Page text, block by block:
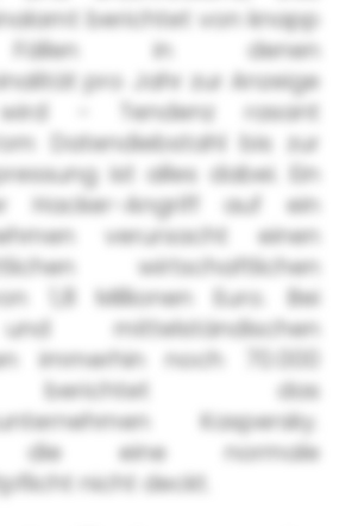
berichtet von knapp
Fällen in denen
pro Jahr zur Anzeige
- Tendenz rasant
Datendiebstahl bis zur
ist alles dabei. Ein
Hacker-Angriff auf ein
verursacht einen
wirtschaftlichen
1,8 Millionen Euro. Bei
mittelständischen
immerhin noch 70.000
berichtet das
Kaspersky.
die eine normale
nicht deckt.